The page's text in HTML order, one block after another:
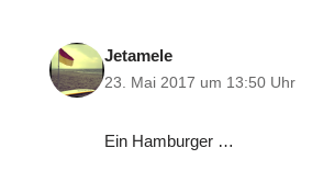
Jetamele
23. Mai 2017 um 13:50 Uhr
Ein Hamburger …